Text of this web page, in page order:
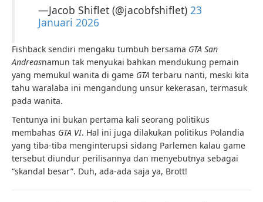
—Jacob Shiflet (@jacobfshiflet) 23
Januari 2026
Fishback sendiri mengaku tumbuh bersama GTA San
Andreasnamun tak menyukai bahkan mendukung pemain
yang memukul wanita di game GTA terbaru nanti, meski kita
tahu waralaba ini mengandung unsur kekerasan, termasuk
pada wanita.
Tentunya ini bukan pertama kali seorang politikus
membahas GTA VI. Hal ini juga dilakukan politikus Polandia
yang tiba-tiba menginterupsi sidang Parlemen kalau game
tersebut diundur perilisannya dan menyebutnya sebagai
“skandal besar”. Duh, ada-ada saja ya, Brott!